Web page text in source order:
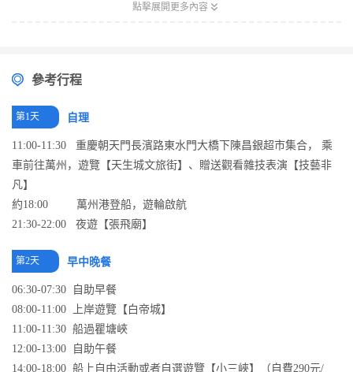
點擊展開更多內容 
參考行程
第1天 自理
11:00-11:30 重慶朝天門長濱路東水門大橋下陳昌銀超市集合， 乘
車前往萬州，遊覽【天生城文旅街】、贈送觀看雜技表演【技藝非
凡】
約18:00 萬州港登船，遊輪啟航
21:30-22:00 夜遊【張飛廟】
第2天 早中晚餐
06:30-07:30 自助早餐
08:00-11:00 上岸遊覽【白帝城】
11:00-11:30 船過瞿塘峽
12:00-13:00 自助午餐
14:00-18:00 船上自由活動或者自選遊覽【小三峽】（自費290元/